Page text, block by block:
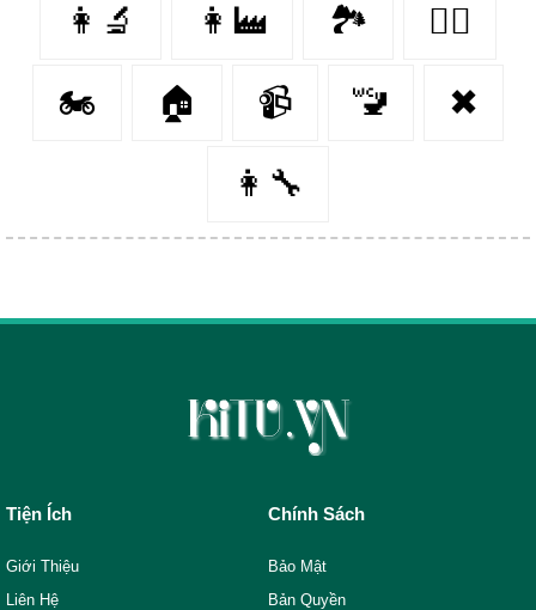
👩‍🔬 👩‍🏭 🏞 👨‍⚖️
🏍 🏠 📹 🚾 ✖
👩‍🔧
Tiện Ích
Giới Thiệu
Liên Hệ
Chính Sách
Bảo Mật
Bản Quyền